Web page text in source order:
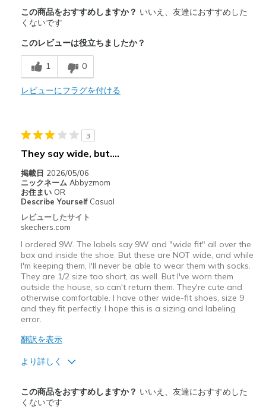
Attractive Design
商品が期待と異なったレビュー
Run narrow
以下に最適
Travel
Width
Feels too narrow
Sizing
View On Shoes
Shoes are for Wearing
この商品をおすすめしますか？ いいえ、友達におすすめした
くないです
このレビューは役立ちましたか？
1 0
レビューにフラグを付ける
3
They say wide, but....
掲載日 2026/05/06
ニックネーム Abbyzmom
お住まい OR
Describe Yourself Casual
レビューしたサイト
skechers.com
I ordered 9W. The labels say 9W and "wide fit" all over the
box and inside the shoe. But these are NOT wide, and while
I'm keeping them, I'll never be able to wear them with socks.
They are 1/2 size too short, as well. But I've worn them
outside the house, so can't return them. They're cute and
otherwise comfortable. I have other wide-fit shoes, size 9
and they fit perfectly. I hope this is a sizing and labeling
error.
翻訳を表示
より詳しく
Comfortable
この商品をおすすめしますか？ いいえ、友達におすすめした
くないです